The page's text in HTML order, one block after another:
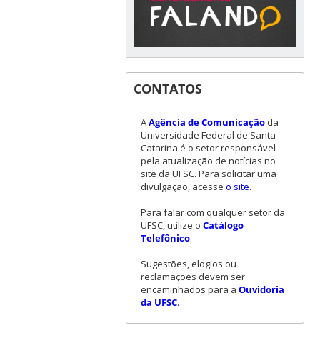
CONTATOS
AAgência de Comunicaçãoda
Universidade Federal de Santa
Catarina é o setor responsável
pela atualização de notícias no
site da UFSC. Para solicitar uma
divulgação, acesse o site.
Para falar com qualquer setor da
UFSC, utilize o Catálogo
Telefônico.
Sugestões, elogios ou
reclamações devem ser
encaminhados para a Ouvidoria
da UFSC.